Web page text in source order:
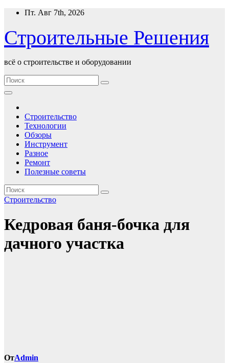
Перейти
содержимому
Пт. Авг 7th, 2026
Строительные Решения
всё о строительстве и оборудовании
Строительство
Технологии
Обзоры
Инструмент
Разное
Ремонт
Полезные советы
Строительство
Кедровая баня-бочка для
дачного участка
ОтAdmin